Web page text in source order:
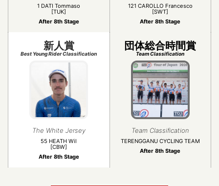
1 DATI Tommaso
[TUK]
After 8th Stage
121 CAROLLO Francesco
[SWT]
After 8th Stage
新人賞
Best Young Rider Classification
The White Jersey
55 HEATH Wil
[CBW]
After 8th Stage
団体総合時間賞
Team Classification
Team Classification
TERENGGANU CYCLING TEAM
After 8th Stage